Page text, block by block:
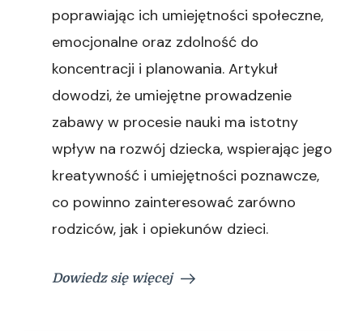
poprawiając ich umiejętności społeczne,
emocjonalne oraz zdolność do
koncentracji i planowania. Artykuł
dowodzi, że umiejętne prowadzenie
zabawy w procesie nauki ma istotny
wpływ na rozwój dziecka, wspierając jego
kreatywność i umiejętności poznawcze,
co powinno zainteresować zarówno
rodziców, jak i opiekunów dzieci.
Dowiedz się więcej